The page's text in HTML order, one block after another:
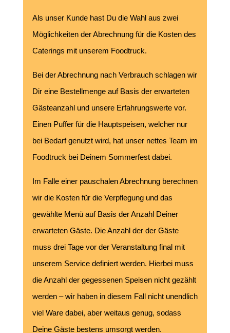
Als unser Kunde hast Du die Wahl aus zwei
Möglichkeiten der Abrechnung für die Kosten des
Caterings mit unserem Foodtruck.
Bei der Abrechnung nach Verbrauch schlagen wir
Dir eine Bestellmenge auf Basis der erwarteten
Gästeanzahl und unsere Erfahrungswerte vor.
Einen Puffer für die Hauptspeisen, welcher nur
bei Bedarf genutzt wird, hat unser nettes Team im
Foodtruck bei Deinem Sommerfest dabei.
Im Falle einer pauschalen Abrechnung berechnen
wir die Kosten für die Verpflegung und das
gewählte Menü auf Basis der Anzahl Deiner
erwarteten Gäste. Die Anzahl der der Gäste
muss drei Tage vor der Veranstaltung final mit
unserem Service definiert werden. Hierbei muss
die Anzahl der gegessenen Speisen nicht gezählt
werden – wir haben in diesem Fall nicht unendlich
viel Ware dabei, aber weitaus genug, sodass
Deine Gäste bestens umsorgt werden.